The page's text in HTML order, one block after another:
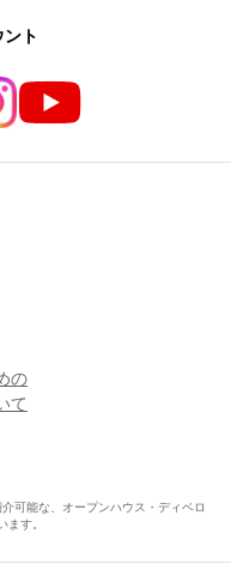
ト
の
て
可能な、オープンハウス・ディベロ
ます。